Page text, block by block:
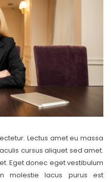
Lectus amet eu massa
cursus aliquet sed amet.
Eget donec eget vestibulum
molestie lacus purus est